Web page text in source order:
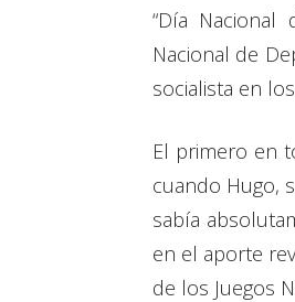
“Día
Nacional de
socialista en
El primero en
cuando Hugo,
sabía
en el aporte
de los Juegos